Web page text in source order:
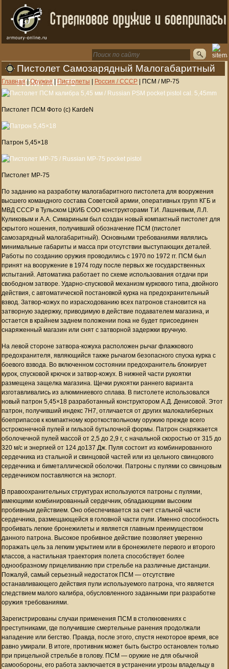
Пистолет Самозарядный Малогабаритный
ПСМ / MP-75
Главная|Оружие|Пистолеты | Россия / СССР | ПСМ / MP-75
Пистолет ПСМ Фото (c) KardeN
Патрон 5,45×18
Пистолет MP-75
По заданию на разработку малогабаритного пистолета для вооружения
высшего командного состава Советской армии, оперативных групп КГБ и
МВД СССР в Тульском ЦКИБ СОО конструкторами Т.И. Лашневым, Л.Л.
Куликовым и А.А. Симариным был создан новый компактный пистолет для
скрытого ношения, получивший обозначение ПСМ (пистолет
самозарядный малогабаритный). Основными требованиями являлись
минимальные габариты и масса при отсутствии выступающих деталей.
Работы по созданию оружия проводились с 1970 по 1972 гг. ПСМ был
принят на вооружение в 1974 году после первых же государственных
испытаний. Автоматика работает по схеме использования отдачи при
свободном затворе. Ударно-спусковой механизм куркового типа, двойного
действия, с автоматической постановкой курка на предохранительный
взвод. Затвор-кожух по израсходованию всех патронов становится на
затворную задержку, приводимую в действие подавателем магазина, и
остается в крайнем заднем положении пока не будет присоединен
снаряженный магазин или снят с затворной задержки вручную.
На левой стороне затвора-кожуха расположен рычаг флажкового
предохранителя, являющийся также рычагом безопасного спуска курка с
боевого взвода. Во включенном состоянии предохранитель блокирует
курок, спусковой крючок и затвор-кожух. В нижней части рукоятки
размещена защелка магазина. Щечки рукоятки раннего варианта
изготавливались из алюминиевого сплава. В пистолете использовался
новый патрон 5,45×18 разработанный конструктором А.Д. Денисовой. Этот
патрон, получивший индекс 7Н7, отличается от других малокалиберных
боеприпасов к компактному короткоствольному оружию прежде всего
остроконечной пулей и гильзой бутылочной формы. Патрон снаряжается
оболочечной пулей массой от 2,5 до 2,9 г, с начальной скоростью от 315 до
320 м/с и энергией от 124 до137 Дж. Пуля состоит из комбинированного
сердечника из стальной и свинцовой частей или из цельного свинцового
сердечника и биметаллической оболочки. Патроны с пулями со свинцовым
сердечником поставляются на экспорт.
В правоохранительных структурах используются патроны с пулями,
имеющими комбинированный сердечник, обладающими высоким
пробивным действием. Оно обеспечивается за счет стальной части
сердечника, размещающейся в головной части пули. Именно способность
пробивать легкие бронежилеты и является главным преимуществом
данного патрона. Высокое пробивное действие позволяет уверенно
поражать цель за легким укрытием или в бронежилете первого и второго
классов, а настильная траектория полета способствует более
однообразному прицеливанию при стрельбе на различные дистанции.
Пожалуй, самый серьезный недостаток ПСМ — отсутствие
останавливающего действия пули используемого патрона, что является
следствием малого калибра, обусловленного заданными при разработке
оружия требованиями.
Зарегистрированы случаи применения ПСМ в столкновениях с
преступниками, где получившие смертельные ранения продолжали
нападение или бегство. Правда, после этого, спустя некоторое время, все
равно умирали. В итоге, противник может быть быстро остановлен только
при прицельной стрельбе в голову. ПСМ — оружие не для обычной
самообороны, его работа заключается в устранении угрозы владельцу в